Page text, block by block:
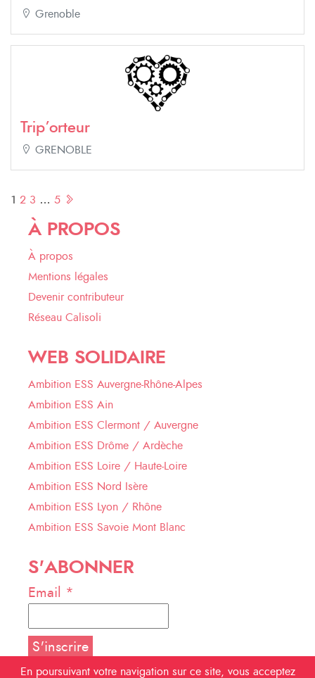
Grenoble
Trip’orteur
GRENOBLE
Pagination
des
1 2 3 … 5
À PROPOS
À propos
Mentions légales
Devenir contributeur
Réseau Calisoli
WEB SOLIDAIRE
Ambition ESS Auvergne-Rhône-Alpes
Ambition ESS Ain
Ambition ESS Clermont / Auvergne
Ambition ESS Drôme / Ardèche
Ambition ESS Loire / Haute-Loire
Ambition ESS Nord Isère
Ambition ESS Lyon / Rhône
Ambition ESS Savoie Mont Blanc
S'ABONNER
Email *
En poursuivant votre navigation sur ce site, vous acceptez